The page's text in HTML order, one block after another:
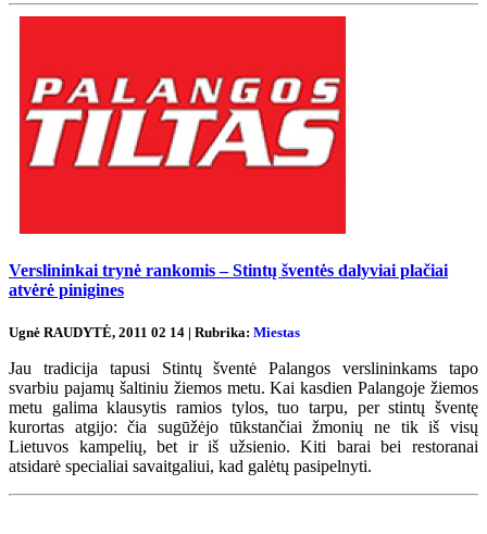
Verslininkai trynė rankomis – Stintų šventės dalyviai plačiai
atvėrė pinigines
Ugnė RAUDYTĖ, 2011 02 14 | Rubrika: Miestas
Jau tradicija tapusi Stintų šventė Palangos verslininkams tapo
svarbiu pajamų šaltiniu žiemos metu. Kai kasdien Palangoje žiemos
metu galima klausytis ramios tylos, tuo tarpu, per stintų šventę
kurortas atgijo: čia sugūžėjo tūkstančiai žmonių ne tik iš visų
Lietuvos kampelių, bet ir iš užsienio. Kiti barai bei restoranai
atsidarė specialiai savaitgaliui, kad galėtų pasipelnyti.